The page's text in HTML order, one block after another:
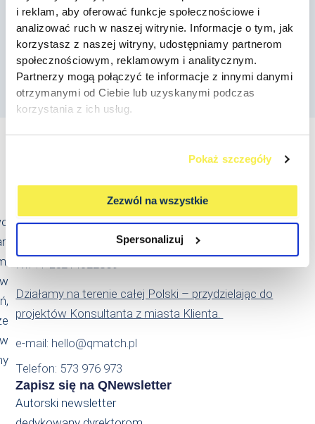
i reklam, aby oferować funkcje społecznościowe i
analizować ruch w naszej witrynie. Informacje o tym, jak
korzystasz z naszej witryny, udostępniamy partnerom
społecznościowym, reklamowym i analitycznym.
Partnerzy mogą połączyć te informacje z innymi danymi
otrzymanymi od Ciebie lub uzyskanymi podczas
korzystania z ich usług.
Pokaż szczegóły
Zezwól na wszystkie
Spersonalizuj
Organizacje będą musiały wykazać, że ich system
[…]
Kontakt
Qmatch Consulting Sp. z o.o.
Ul. Świeradowska 47
NIP: PL5214022869
Działamy na terenie całej Polski – przydzielając do
projektów Konsultanta z miasta Klienta.
e-mail: hello@qmatch.pl
Telefon: 573 976 973
Zapisz się na QNewsletter
Autorski newsletter